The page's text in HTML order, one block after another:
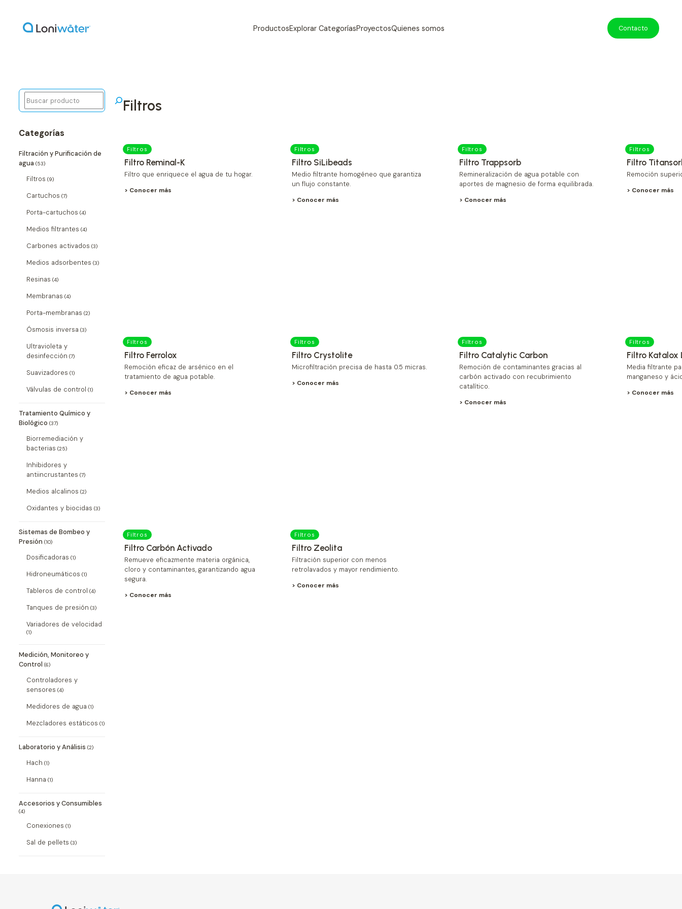
ProductosExplorar CategoríasProyectosQuienes somos Contacto
Buscar
Categorías
Filtración y Purificación de
agua (53)
Filtros (9)
Cartuchos (7)
Porta-cartuchos (4)
Medios filtrantes (4)
Carbones activados (3)
Medios adsorbentes (3)
Resinas (4)
Membranas (4)
Porta-membranas (2)
Ósmosis inversa (3)
Ultravioleta y
desinfección (7)
Suavizadores (1)
Válvulas de control (1)
Tratamiento Químico y
Biológico (37)
Biorremediación y
bacterias (25)
Inhibidores y
antiincrustantes (7)
Medios alcalinos (2)
Oxidantes y biocidas (3)
Sistemas de Bombeo y
Presión (10)
Dosificadoras (1)
Hidroneumáticos (1)
Tableros de control (4)
Tanques de presión (3)
Variadores de velocidad
(1)
Medición, Monitoreo y
Control (6)
Controladores y
sensores (4)
Medidores de agua (1)
Mezcladores estáticos (1)
Laboratorio y Análisis (2)
Hach (1)
Hanna (1)
Accesorios y Consumibles
(4)
Conexiones (1)
Sal de pellets (3)
filtros
Filtros
Filtro Reminal-K
Filtro que enriquece el agua de tu hogar.
> Conocer más
Filtros
Filtro SiLibeads
Medio filtrante homogéneo que garantiza
un flujo constante.
> Conocer más
Filtros
Filtro Trappsorb
Remineralización de agua potable con
aportes de magnesio de forma equilibrada.
> Conocer más
Filtros
Filtro
Remoción
> Conocer más
Filtros
Filtro Ferrolox
Remoción eficaz de arsénico en el
tratamiento de agua potable.
> Conocer más
Filtros
Filtro Crystolite
Microfiltración precisa de hasta 0.5 micras.
> Conocer más
Filtros
Filtro Catalytic Carbon
Remoción de contaminantes gracias al
carbón activado con recubrimiento
catalítico.
> Conocer más
Filtros
Filtro Katalox
Media filtrante
manganeso y
> Conocer más
Filtros
Filtro Carbón Activado
Remueve eficazmente materia orgánica,
cloro y contaminantes, garantizando agua
segura.
> Conocer más
Filtros
Filtro Zeolita
Filtración superior con menos
retrolavados y mayor rendimiento.
> Conocer más